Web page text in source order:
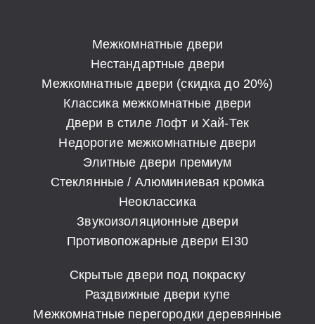
Межкомнатные двери
Нестандартные двери
Межкомнатные двери (скидка до 20%)
Классика межкомнатные двери
Двери в стиле Лофт и Хай-Тек
Недорогие межкомнатные двери
Элитные двери премиум
Стеклянные / Алюминиевая кромка
Неоклассика
Звукоизоляционные двери
Противопожарные двери EI30
Скрытые двери под покраску
Раздвижные двери купе
Межкомнатные перегородки деревянные